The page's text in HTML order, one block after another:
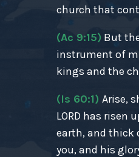
church that
(Ac 9:15) But
instrument of
kings and the
(Is 60:1) Arise,
LORD has risen
earth, and thick
you, and his